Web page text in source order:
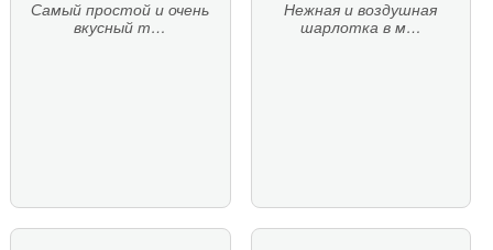
Самый простой и очень
вкусный т…
Нежная и воздушная
шарлотка в м…